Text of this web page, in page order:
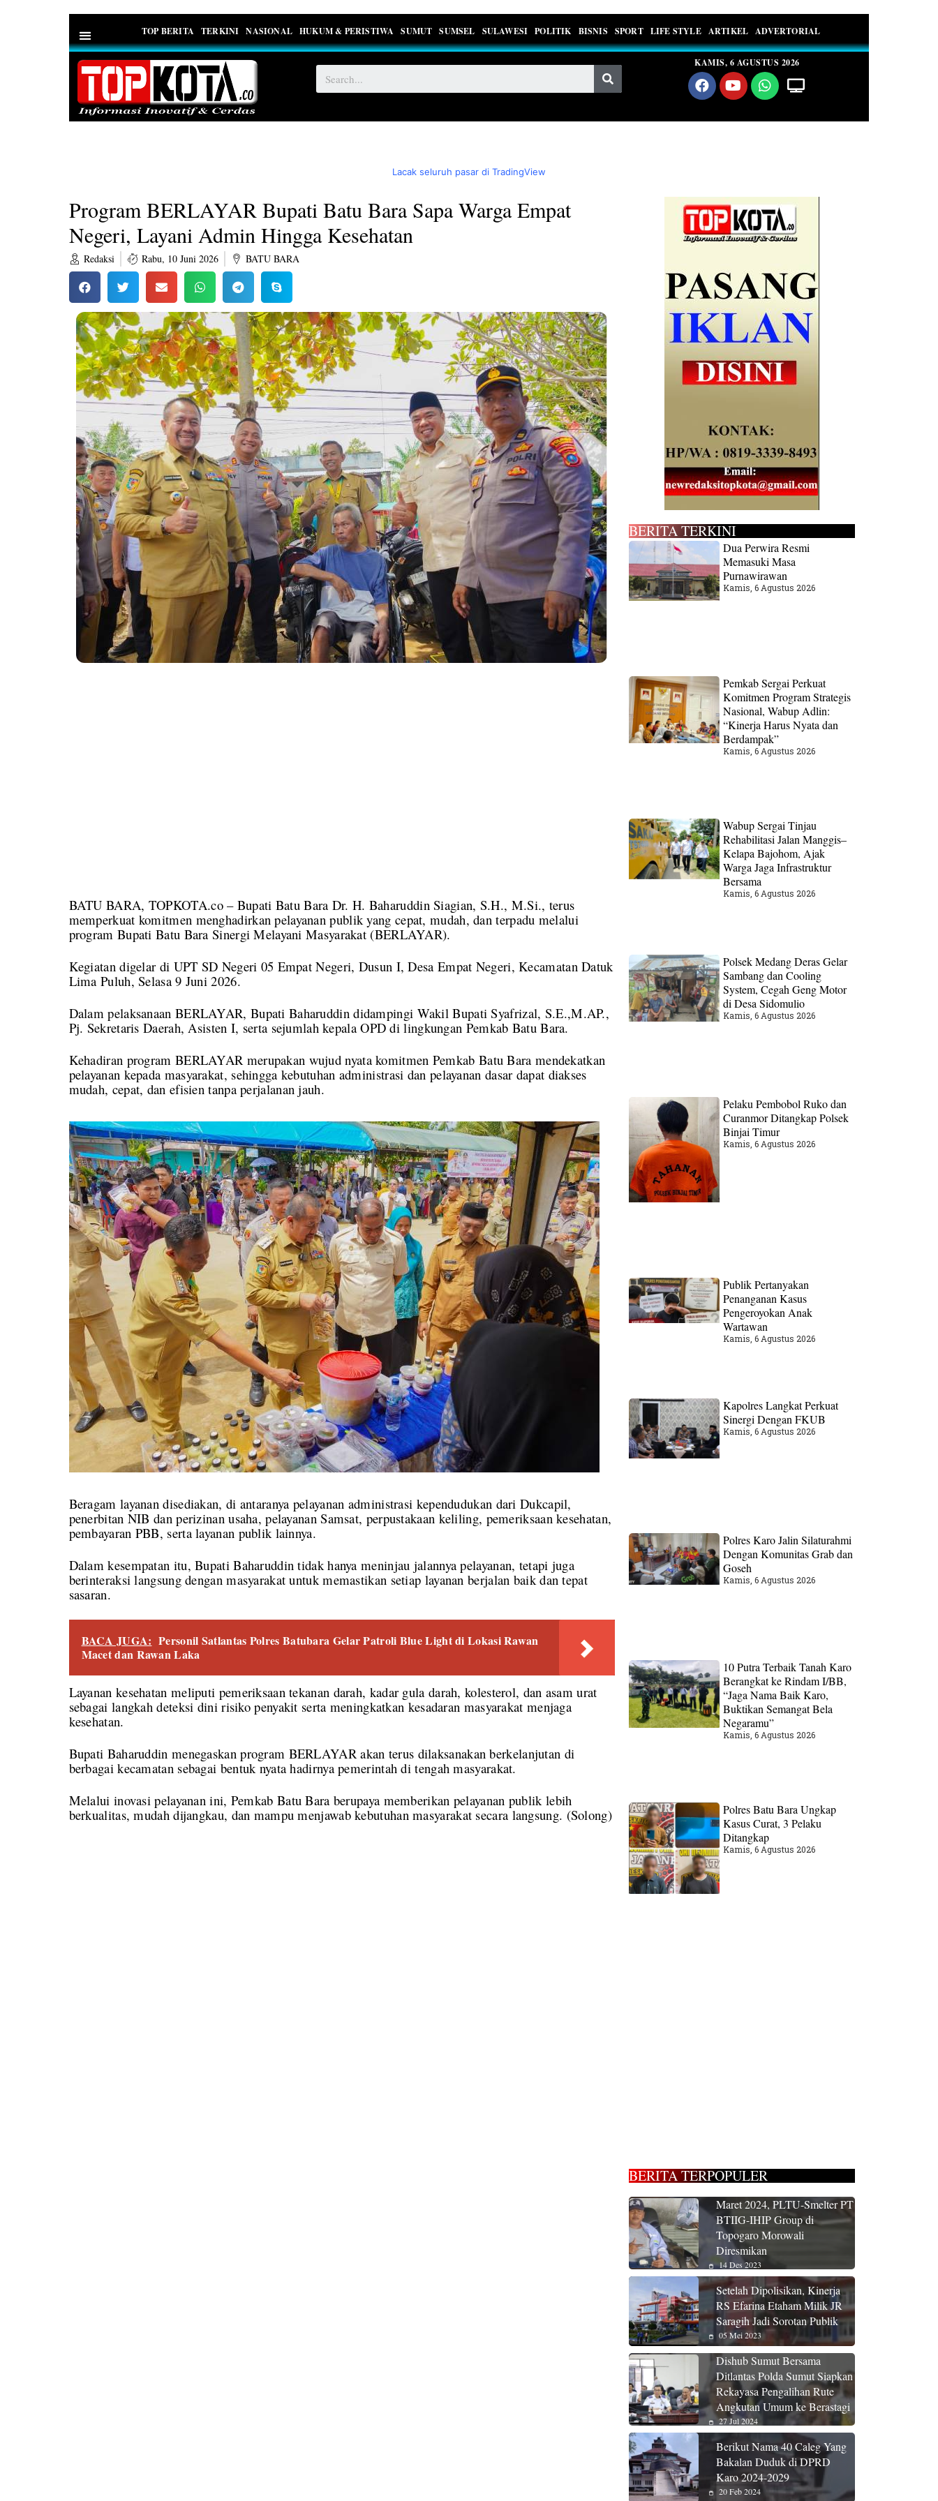
TOP BERITA TERKINI NASIONAL HUKUM & PERISTIWA SUMUT SUMSEL SULAWESI POLITIK BISNIS SPORT LIFE STYLE ARTIKEL ADVERTORIAL
KAMIS, 6 AGUSTUS 2026
Lacak seluruh pasar di TradingView
Program BERLAYAR Bupati Batu Bara Sapa Warga Empat
Negeri, Layani Admin Hingga Kesehatan
Redaksi Rabu, 10 Juni 2026 BATU BARA
BATU BARA, TOPKOTA.co – Bupati Batu Bara Dr. H. Baharuddin Siagian, S.H., M.Si., terus
memperkuat komitmen menghadirkan pelayanan publik yang cepat, mudah, dan terpadu melalui
program Bupati Batu Bara Sinergi Melayani Masyarakat (BERLAYAR).
Kegiatan digelar di UPT SD Negeri 05 Empat Negeri, Dusun I, Desa Empat Negeri, Kecamatan Datuk
Lima Puluh, Selasa 9 Juni 2026.
Dalam pelaksanaan BERLAYAR, Bupati Baharuddin didampingi Wakil Bupati Syafrizal, S.E.,M.AP.,
Pj. Sekretaris Daerah, Asisten I, serta sejumlah kepala OPD di lingkungan Pemkab Batu Bara.
Kehadiran program BERLAYAR merupakan wujud nyata komitmen Pemkab Batu Bara mendekatkan
pelayanan kepada masyarakat, sehingga kebutuhan administrasi dan pelayanan dasar dapat diakses
mudah, cepat, dan efisien tanpa perjalanan jauh.
Beragam layanan disediakan, di antaranya pelayanan administrasi kependudukan dari Dukcapil,
penerbitan NIB dan perizinan usaha, pelayanan Samsat, perpustakaan keliling, pemeriksaan kesehatan,
pembayaran PBB, serta layanan publik lainnya.
Dalam kesempatan itu, Bupati Baharuddin tidak hanya meninjau jalannya pelayanan, tetapi juga
berinteraksi langsung dengan masyarakat untuk memastikan setiap layanan berjalan baik dan tepat
sasaran.
BACA JUGA: Personil Satlantas Polres Batubara Gelar Patroli Blue Light di Lokasi Rawan
Macet dan Rawan Laka
Layanan kesehatan meliputi pemeriksaan tekanan darah, kadar gula darah, kolesterol, dan asam urat
sebagai langkah deteksi dini risiko penyakit serta meningkatkan kesadaran masyarakat menjaga
kesehatan.
Bupati Baharuddin menegaskan program BERLAYAR akan terus dilaksanakan berkelanjutan di
berbagai kecamatan sebagai bentuk nyata hadirnya pemerintah di tengah masyarakat.
Melalui inovasi pelayanan ini, Pemkab Batu Bara berupaya memberikan pelayanan publik lebih
berkualitas, mudah dijangkau, dan mampu menjawab kebutuhan masyarakat secara langsung. (Solong)
BERITA TERKINI
Dua Perwira Resmi
Memasuki Masa
Purnawirawan
Kamis, 6 Agustus 2026
Pemkab Sergai Perkuat
Komitmen Program Strategis
Nasional, Wabup Adlin:
“Kinerja Harus Nyata dan
Berdampak”
Kamis, 6 Agustus 2026
Wabup Sergai Tinjau
Rehabilitasi Jalan Manggis–
Kelapa Bajohom, Ajak
Warga Jaga Infrastruktur
Bersama
Kamis, 6 Agustus 2026
Polsek Medang Deras Gelar
Sambang dan Cooling
System, Cegah Geng Motor
di Desa Sidomulio
Kamis, 6 Agustus 2026
Pelaku Pembobol Ruko dan
Curanmor Ditangkap Polsek
Binjai Timur
Kamis, 6 Agustus 2026
Publik Pertanyakan
Penanganan Kasus
Pengeroyokan Anak
Wartawan
Kamis, 6 Agustus 2026
Kapolres Langkat Perkuat
Sinergi Dengan FKUB
Kamis, 6 Agustus 2026
Polres Karo Jalin Silaturahmi
Dengan Komunitas Grab dan
Goseh
Kamis, 6 Agustus 2026
10 Putra Terbaik Tanah Karo
Berangkat ke Rindam I/BB,
“Jaga Nama Baik Karo,
Buktikan Semangat Bela
Negaramu”
Kamis, 6 Agustus 2026
Polres Batu Bara Ungkap
Kasus Curat, 3 Pelaku
Ditangkap
Kamis, 6 Agustus 2026
BERITA TERPOPULER
Maret 2024, PLTU-Smelter PT
BTIIG-IHIP Group di
Topogaro Morowali
Diresmikan
14 Des 2023
Setelah Dipolisikan, Kinerja
RS Efarina Etaham Milik JR
Saragih Jadi Sorotan Publik
05 Mei 2023
Dishub Sumut Bersama
Ditlantas Polda Sumut Siapkan
Rekayasa Pengalihan Rute
Angkutan Umum ke Berastagi
27 Jul 2024
Berikut Nama 40 Caleg Yang
Bakalan Duduk di DPRD
Karo 2024-2029
20 Feb 2024